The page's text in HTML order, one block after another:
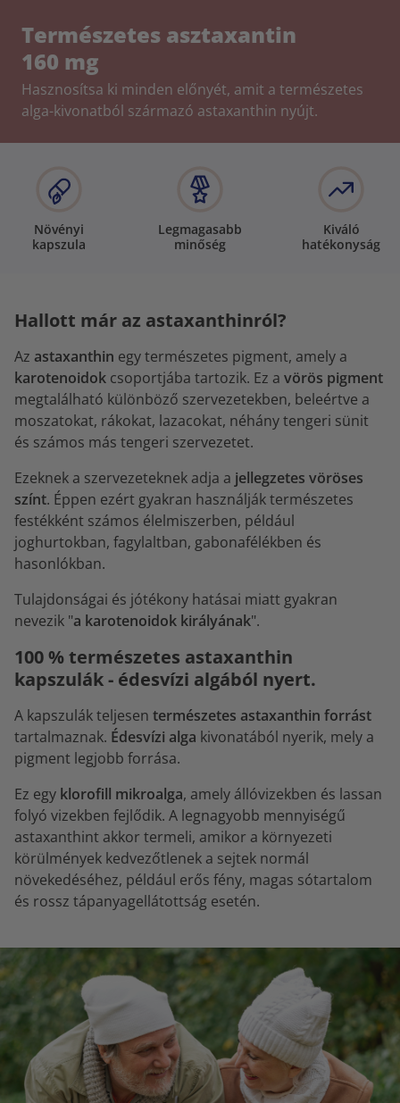
Természetes asztaxantin
160 mg
Hasznosítsa ki minden előnyét, amit a természetes
alga-kivonatból származó astaxanthin nyújt.
Növényi
kapszula
Legmagasabb
minőség
Kiváló
hatékonyság
Hallott már az astaxanthinról?
Az astaxanthin egy természetes pigment, amely a
karotenoidok csoportjába tartozik. Ez a vörös pigment
megtalálható különböző szervezetekben, beleértve a
moszatokat, rákokat, lazacokat, néhány tengeri sünit
és számos más tengeri szervezetet.
Ezeknek a szervezeteknek adja a jellegzetes vöröses
színt. Éppen ezért gyakran használják természetes
festékként számos élelmiszerben, például
joghurtokban, fagylaltban, gabonafélékben és
hasonlókban.
Tulajdonságai és jótékony hatásai miatt gyakran
nevezik "a karotenoidok királyának".
100 % természetes astaxanthin
kapszulák - édesvízi algából nyert.
A kapszulák teljesen természetes astaxanthin forrást
tartalmaznak. Édesvízi alga kivonatából nyerik, mely a
pigment legjobb forrása.
Ez egy klorofill mikroalga, amely állóvizekben és lassan
folyó vizekben fejlődik. A legnagyobb mennyiségű
astaxanthint akkor termeli, amikor a környezeti
körülmények kedvezőtlenek a sejtek normál
növekedéséhez, például erős fény, magas sótartalom
és rossz tápanyagellátottság esetén.